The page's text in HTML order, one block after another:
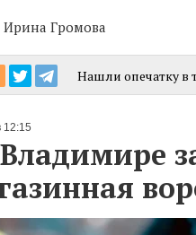
Ирина Громова
Нашли опечатку в
12:15